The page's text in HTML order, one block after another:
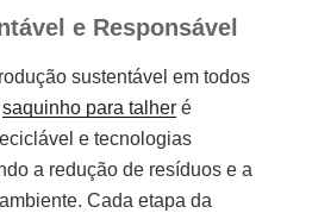
e Responsável
sustentável em todos
saquinho para talher é
e tecnologias
a redução de resíduos e a
Cada etapa da